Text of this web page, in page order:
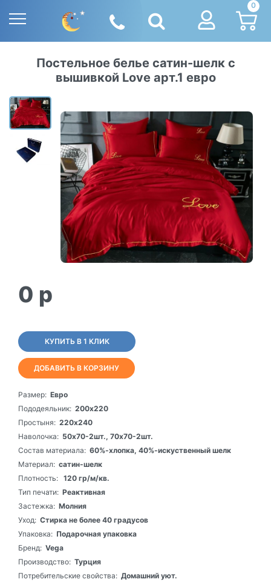
0
Постельное белье сатин-шелк с
вышивкой Love арт.1 евро
0 p
КУПИТЬ В 1 КЛИК
ДОБАВИТЬ В КОРЗИНУ
Размер: Евро
Пододеяльник: 200х220
Простыня: 220х240
Наволочка: 50х70-2шт., 70х70-2шт.
Состав материала: 60%-хлопка, 40%-искуственный шелк
Материал: сатин-шелк
Плотность: 120 гр/м/кв.
Тип печати: Реактивная
Застежка: Молния
Уход: Стирка не более 40 градусов
Упаковка: Подарочная упаковка
Бренд: Vega
Производство: Турция
Потребительские свойства: Домашний уют.